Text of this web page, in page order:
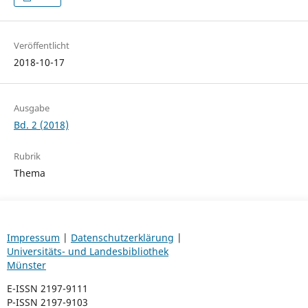
Veröffentlicht
2018-10-17
Ausgabe
Bd. 2 (2018)
Rubrik
Thema
Impressum | Datenschutzerklärung |
Universitäts- und Landesbibliothek
Münster
E-ISSN 2197-9111
P-ISSN 2197-9103